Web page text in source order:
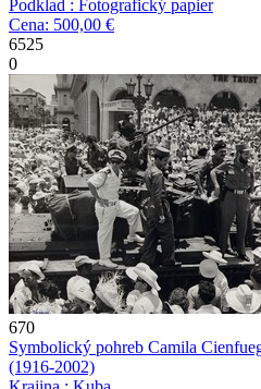
Podklad : Fotografický papier
Cena: 500,00 €
6525
0
670
Symbolický pohreb Camila
(1916-2002)